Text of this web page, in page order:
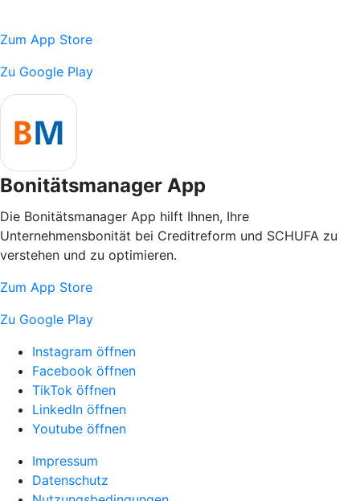
Zum App Store
Zu Google Play
Bonitätsmanager App
Die Bonitätsmanager App hilft Ihnen, Ihre
Unternehmensbonität bei Creditreform und SCHUFA zu
verstehen und zu optimieren.
Zum App Store
Zu Google Play
Instagram öffnen
Facebook öffnen
TikTok öffnen
LinkedIn öffnen
Youtube öffnen
Impressum
Datenschutz